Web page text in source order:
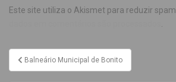
Este site utiliza o Akismet para reduzir spam.
Balneário Municipal de Bonito